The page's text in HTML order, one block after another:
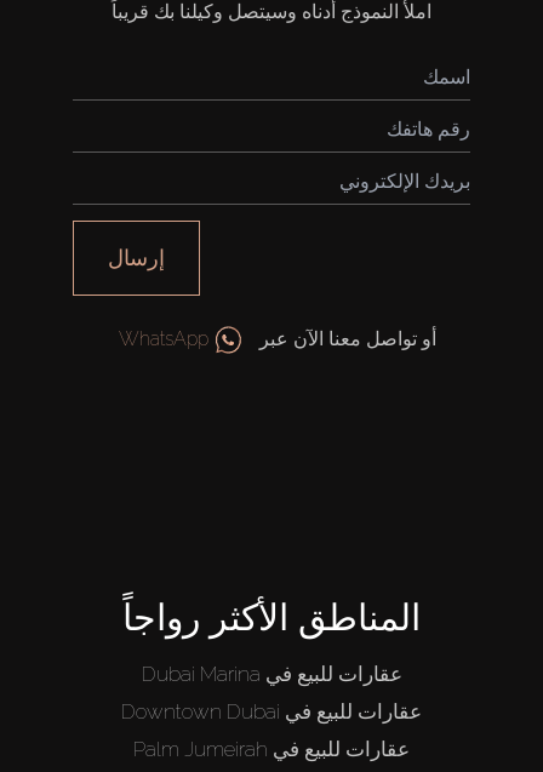
إيجار
قيد الإنشاء
املأ النموذج أدناه وسيتصل وكيلنا بك قريباً
إرسال
أو تواصل معنا الآن عبر WhatsApp
المناطق الأكثر رواجاً
عقارات للبيع في Dubai Marina
عقارات للبيع في Downtown Dubai
عقارات للبيع في Palm Jumeirah